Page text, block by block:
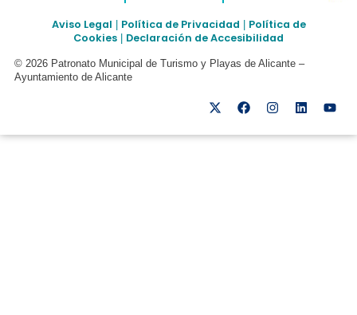
Aviso Legal Política de Privacidad
Política de
Cookies
Declaración de Accesibilidad
© 2026 Patronato Municipal de Turismo y Playas de Alicante –
Ayuntamiento de Alicante